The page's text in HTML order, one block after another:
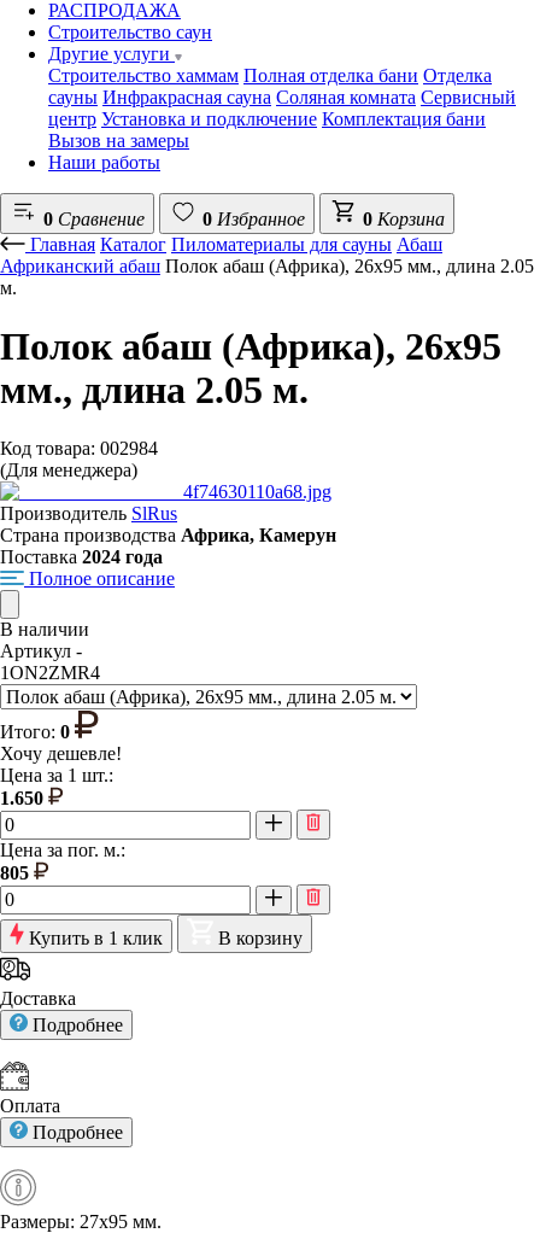
РАСПРОДАЖА
Строительство саун
Другие услуги
Строительство хаммам Полная отделка бани Отделка
сауны Инфракрасная сауна Соляная комната Сервисный
центр Установка и подключение Комплектация бани
Вызов на замеры
Наши работы
0 Сравнение 0 Избранное 0 Корзина
Главная Каталог Пиломатериалы для сауны Абаш
Африканский абаш Полок абаш (Африка), 26х95 мм., длина 2.05
м.
Полок абаш (Африка), 26х95
мм., длина 2.05 м.
Код товара: 002984
(Для менеджера)
Производитель SlRus
Страна производства Африка, Камерун
Поставка 2024 года
Полное описание
В наличии
Артикул -
1ON2ZMR4
Итого: 0
Хочу дешевле!
Цена за 1 шт.:
1.650
Цена за пог. м.:
805
Купить в 1 клик В корзину
Доставка
Подробнее
Оплата
Подробнее
Размеры: 27х95 мм.